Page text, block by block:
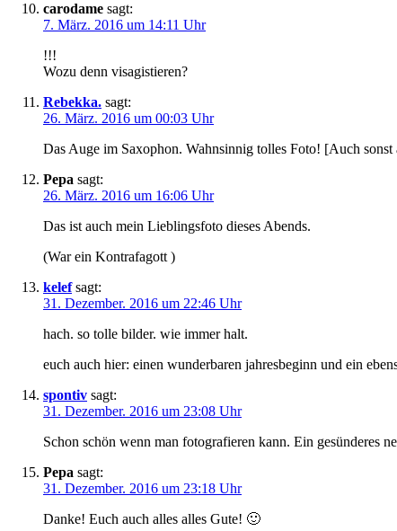
carodame sagt:
7. März. 2016 um 14:11 Uhr
!!!
Wozu denn visagistieren?
Rebekka. sagt:
26. März. 2016 um 00:03 Uhr
Das Auge im Saxophon. Wahnsinnig tolles Foto! [Auch sonst
Pepa sagt:
26. März. 2016 um 16:06 Uhr
Das ist auch mein Lieblingsfoto dieses Abends.
(War ein Kontrafagott )
kelef sagt:
31. Dezember. 2016 um 22:46 Uhr
hach. so tolle bilder. wie immer halt.
euch auch hier: einen wunderbaren jahresbeginn und ein
spontiv sagt:
31. Dezember. 2016 um 23:08 Uhr
Schon schön wenn man fotografieren kann. Ein gesünderes
Pepa sagt:
31. Dezember. 2016 um 23:18 Uhr
Danke! Euch auch alles alles Gute! 🙂